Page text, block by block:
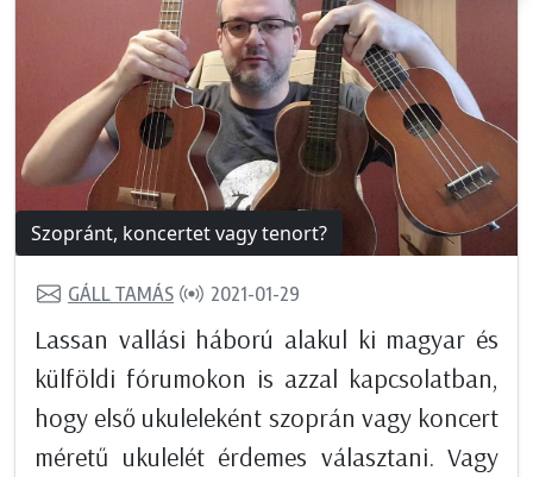
Szopránt, koncertet vagy tenort?
GÁLL TAMÁS 2021-01-29
Lassan vallási háború alakul ki magyar és
külföldi fórumokon is azzal kapcsolatban,
hogy első ukuleleként szoprán vagy koncert
méretű ukulelét érdemes választani. Vagy